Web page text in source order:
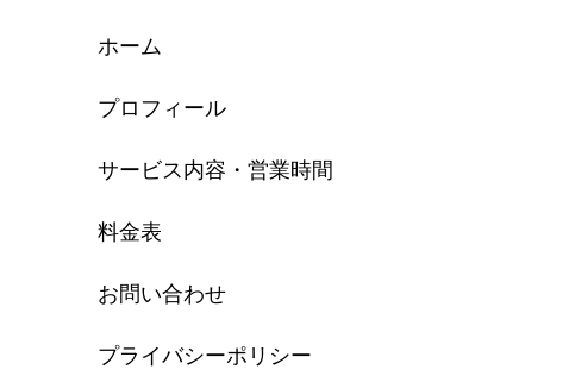
ホーム
プロフィール
サービス内容・営業時間
料金表
お問い合わせ
プライバシーポリシー